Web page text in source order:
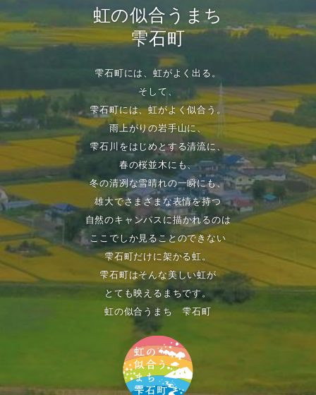
虹の似合うまち
雫石町
雫石町には、虹がよく出る。
そして、
雫石町には、虹がよく似合う。
雨上がりの岩手山に、
雫石川をはじめとする清流に、
春の桜並木にも、
冬の清冽な雪晴れの一瞬にも、
雄大でさまざまな表情を持つ
自然のキャンパスに描かれるのは
ここでしか見ることのできない
雫石町だけに架かる虹。
雫石町はそんな美しい虹が
とても映えるまちです。
虹の似合うまち 雫石町